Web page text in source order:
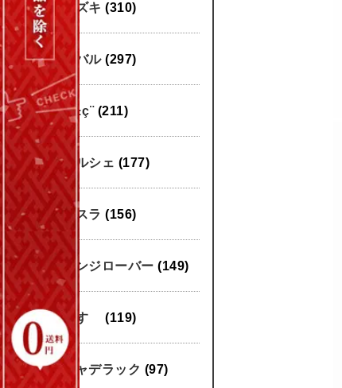
スズキ (310)
スバル (297)
æ±ç¨ (211)
ポルシェ (177)
テスラ (156)
レンジローバー (149)
いすゞ (119)
キャデラック (97)